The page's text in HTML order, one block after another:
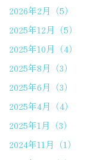
2026年2月（5）
2025年12月（5）
2025年10月（4）
2025年8月（3）
2025年6月（3）
2025年4月（4）
2025年1月（3）
2024年11月（1）